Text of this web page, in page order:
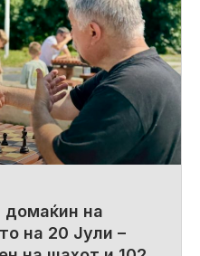
домаќин на
на 20 Јули –